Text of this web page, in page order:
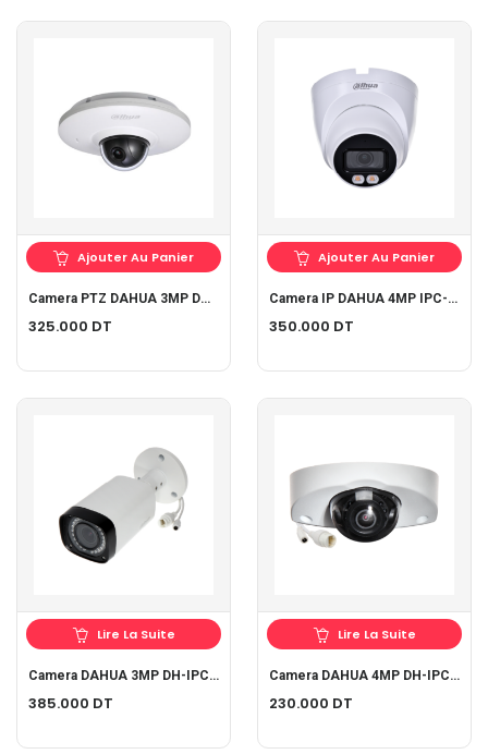
Ajouter Au Panier
Camera PTZ DAHUA 3MP DH-IPC-HDB4300FP-PT
325.000 DT
Ajouter Au Panier
Camera IP DAHUA 4MP IPC-HDW2439TP-AS-LED-S2
350.000 DT
Lire La Suite
Camera DAHUA 3MP DH-IPC-HFW2320RP-ZS
385.000 DT
Lire La Suite
Camera DAHUA 4MP DH-IPC-HDBW4421FP
230.000 DT